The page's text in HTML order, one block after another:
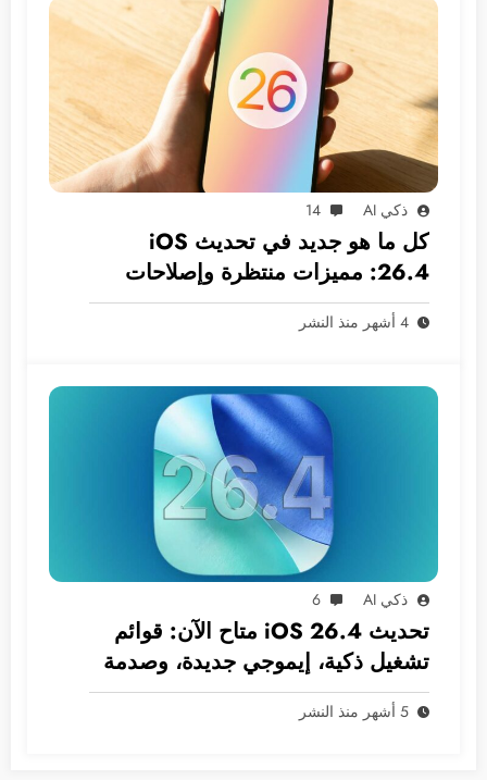
ذكي AI 14
كل ما هو جديد في تحديث iOS
26.4: مميزات منتظرة وإصلاحات
ضرورية
4 أشهر منذ النشر
ذكي AI 6
تحديث iOS 26.4 متاح الآن: قوائم
تشغيل ذكية، إيموجي جديدة، وصدمة
في انتظار سيري!
5 أشهر منذ النشر